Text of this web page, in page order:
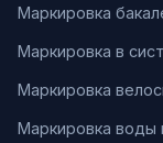
Маркировка
Маркировка в
Маркировка
Маркировка воды